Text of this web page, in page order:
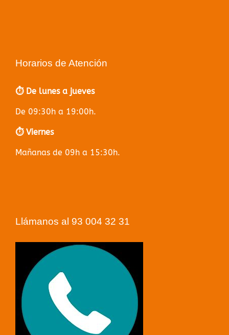
Horarios de Atención
⏱️ De lunes a jueves
De 09:30h a 19:00h.
⏱️ Viernes
Mañanas de 09h a 15:30h.
Llámanos al 93 004 32 31